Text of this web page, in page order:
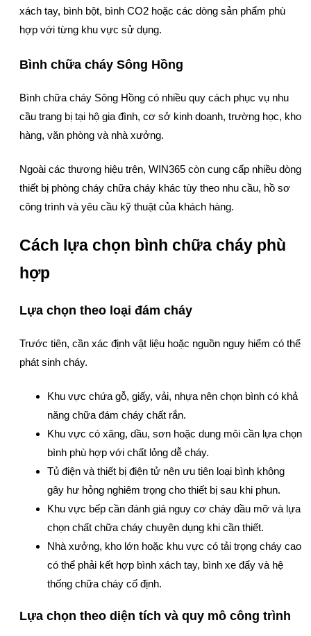
xách tay, bình bột, bình CO2 hoặc các dòng sản phẩm phù
hợp với từng khu vực sử dụng.
Bình chữa cháy Sông Hồng
Bình chữa cháy Sông Hồng có nhiều quy cách phục vụ nhu
cầu trang bị tại hộ gia đình, cơ sở kinh doanh, trường học, kho
hàng, văn phòng và nhà xưởng.
Ngoài các thương hiệu trên, WIN365 còn cung cấp nhiều dòng
thiết bị phòng cháy chữa cháy khác tùy theo nhu cầu, hồ sơ
công trình và yêu cầu kỹ thuật của khách hàng.
Cách lựa chọn bình chữa cháy phù
hợp
Lựa chọn theo loại đám cháy
Trước tiên, cần xác định vật liệu hoặc nguồn nguy hiểm có thể
phát sinh cháy.
Khu vực chứa gỗ, giấy, vải, nhựa nên chọn bình có khả
năng chữa đám cháy chất rắn.
Khu vực có xăng, dầu, sơn hoặc dung môi cần lựa chọn
bình phù hợp với chất lỏng dễ cháy.
Tủ điện và thiết bị điện tử nên ưu tiên loại bình không
gây hư hỏng nghiêm trọng cho thiết bị sau khi phun.
Khu vực bếp cần đánh giá nguy cơ cháy dầu mỡ và lựa
chọn chất chữa cháy chuyên dụng khi cần thiết.
Nhà xưởng, kho lớn hoặc khu vực có tải trọng cháy cao
có thể phải kết hợp bình xách tay, bình xe đẩy và hệ
thống chữa cháy cố định.
Lựa chọn theo diện tích và quy mô công trình